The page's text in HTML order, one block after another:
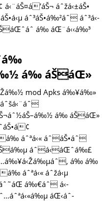
áˆžá‹±áŠ•
áˆ³áŠ•á‰²áˆ áˆ³á‹­
á‰ áŒ¨á‹‹á‰³
á‰ áŠáŒ»
mod Apks á‰¥á‰»
á‰ áŠáŒ»
áˆªá‹« áˆáŠ•áˆ
áˆá‹áŒˆá‰£
á‰ á‰
áˆªá‹« áˆžá‹µ
áˆ˜áŒ á‰€áˆ á‹­
áŒ‹áˆ­